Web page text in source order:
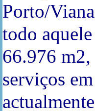
Porto/
todo
66.976
serviços